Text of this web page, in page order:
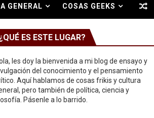
GENERAL COSAS GEEKS
ES ESTE LUGAR?
les doy la bienvenida a mi blog de ensayo y
del conocimiento y el pensamiento
Aquí hablamos de cosas frikis y cultura
pero también de política, ciencia y
Pásenle a lo barrido.